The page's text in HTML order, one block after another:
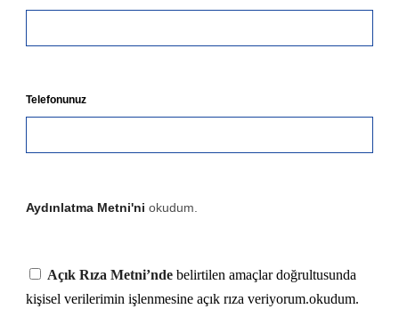
Telefonunuz
Aydınlatma Metni'ni okudum.
Açık Rıza Metni’nde belirtilen amaçlar doğrultusunda
kişisel verilerimin işlenmesine açık rıza veriyorum.okudum.